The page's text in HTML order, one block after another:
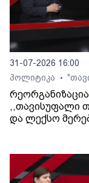
31-07-2026 16:00
პოლიტიკა
•
,,თავისუფალი
და ლექსო